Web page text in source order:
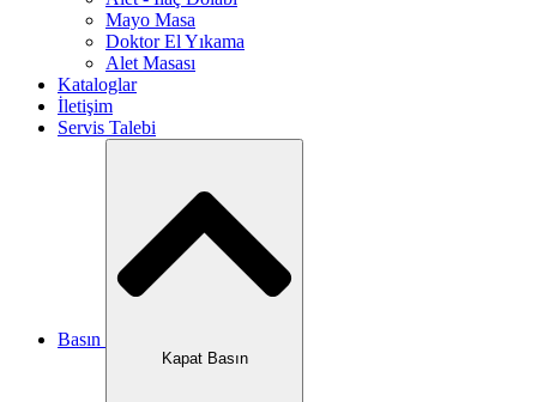
Mayo Masa
Doktor El Yıkama
Alet Masası
Kataloglar
İletişim
Servis Talebi
Basın
Kapat Basın